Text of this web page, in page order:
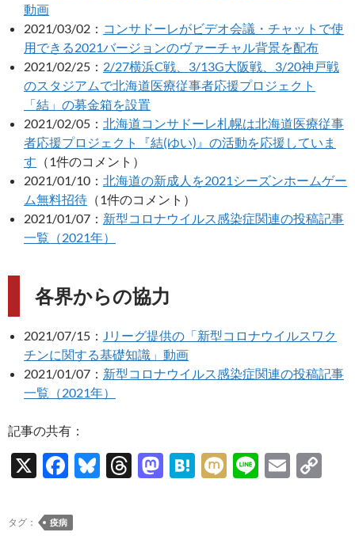
動画
2021/03/02： コンサドーレがビデオ会議・チャットで使
用できる2021バージョンのヴァーチャル背景を配布
2021/02/25： 2/27横浜C戦、3/13G大阪戦、3/20神戸戦
のスタジアムで北海道医療従事者応援プロジェクト
「結」の募金箱を設置
2021/02/05： 北海道コンサドーレ札幌は北海道医療従事
者応援プロジェクト『結(ゆい)』の活動を応援していま
す （1件のコメント）
2021/01/10： 北海道の新成人を2021シーズンホームゲー
ム無料招待 （1件のコメント）
2021/01/07： 新型コロナウイルス感染症関連の投稿記事
一覧（2021年）
各界からの協力
2021/07/15： Jリーグ提供の「新型コロナウイルスワク
チンに関する基礎知識」動画
2021/01/07： 新型コロナウイルス感染症関連の投稿記事
一覧（2021年）
記事の共有：
X
F
e
Bl T
M H
M Li
E
タグ： 疫病